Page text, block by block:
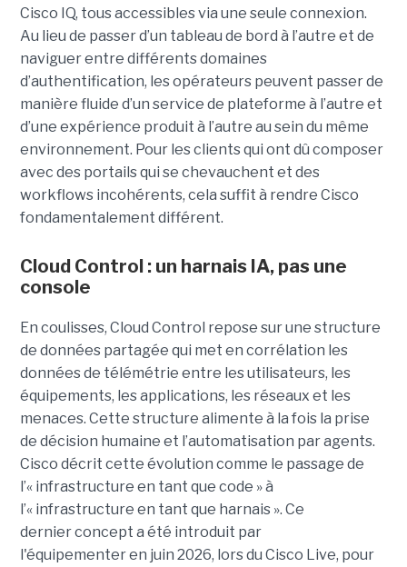
Cisco IQ, tous accessibles via une seule connexion.
Au lieu de passer d’un tableau de bord à l’autre et de
naviguer entre différents domaines
d’authentification, les opérateurs peuvent passer de
manière fluide d’un service de plateforme à l’autre et
d’une expérience produit à l’autre au sein du même
environnement. Pour les clients qui ont dû composer
avec des portails qui se chevauchent et des
workflows incohérents, cela suffit à rendre Cisco
fondamentalement différent.
Cloud Control : un harnais IA, pas une
console
En coulisses, Cloud Control repose sur une structure
de données partagée qui met en corrélation les
données de télémétrie entre les utilisateurs, les
équipements, les applications, les réseaux et les
menaces. Cette structure alimente à la fois la prise
de décision humaine et l’automatisation par agents.
Cisco décrit cette évolution comme le passage de
l’« infrastructure en tant que code » à
l’« infrastructure en tant que harnais ». Ce
dernier concept a été introduit par
l'équipementer en juin 2026, lors du Cisco Live, pour